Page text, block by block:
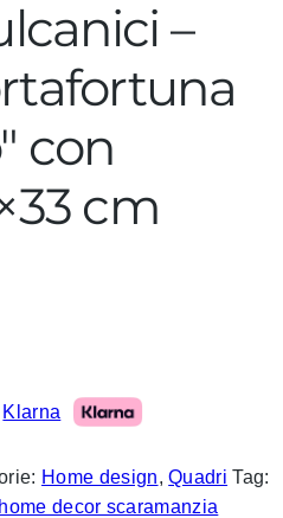
–
con
cm
Klarna
Home design,Quadri Tag:
home decor scaramanzia